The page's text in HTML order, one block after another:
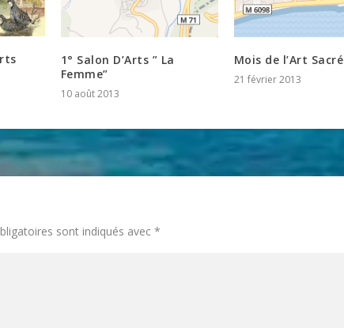
1° Salon D’Arts ” La
Femme”
10 août 2013
Mois de l’Art Sacré
21 février 2013
sont indiqués avec*